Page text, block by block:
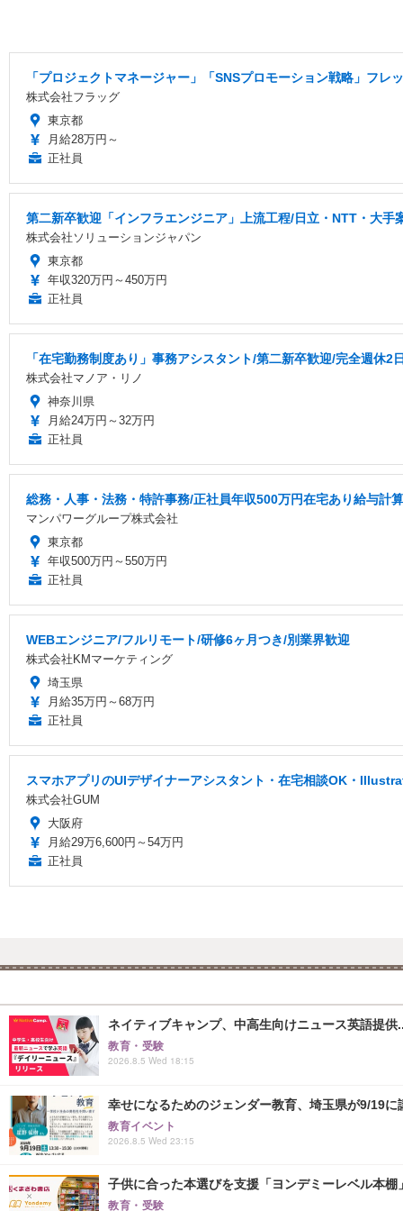
「プロジェクトマネージャー」「SNSプロモーション戦略」フレ
株式会社フラッグ
東京都
月給28万円～
正社員
第二新卒歓迎「インフラエンジニア」上流工程/日立・NTT・大手
株式会社ソリューションジャパン
東京都
年収320万円～450万円
正社員
「在宅勤務制度あり」事務アシスタント/第二新卒歓迎/完全週休2
株式会社マノア・リノ
神奈川県
月給24万円～32万円
正社員
総務・人事・法務・特許事務/正社員年収500万円在宅あり給与計
マンパワーグループ株式会社
東京都
年収500万円～550万円
正社員
WEBエンジニア/フルリモート/研修6ヶ月つき/別業界歓迎
株式会社KMマーケティング
埼玉県
月給35万円～68万円
正社員
スマホアプリのUIデザイナーアシスタント・在宅相談OK・
株式会社GUM
大阪府
月給29万6,600円～54万円
正社員
ネイティブキャンプ、中高生向けニュース英語提供
教育・受験
2026.8.5 Wed 18:15
幸せになるためのジェンダー教育、埼玉県が9/19に
教育イベント
2026.8.5 Wed 23:15
子供に合った本選びを支援「ヨンデミーレベル本棚
教育・受験